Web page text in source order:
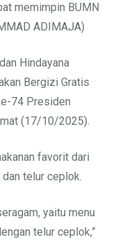
memimpin BUMN
ADIMAJA)
Hindayana
Bergizi Gratis
74 Presiden
(17/10/2025).
favorit dari
telur ceplok.
yaitu menu
telur ceplok,”